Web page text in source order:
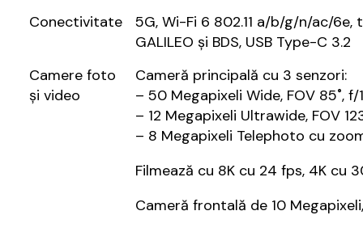
Conectivitate
5G, Wi-Fi 6 802.11 a/b/g/n/ac/6e,
GALILEO și BDS, USB Type-C 3.2
Camere foto
și video
Cameră principală cu 3 senzori:
– 50 Megapixeli Wide, FOV 85˚, f/
– 12 Megapixeli Ultrawide, FOV
– 8 Megapixeli Telephoto cu
Filmează cu 8K cu 24 fps, 4K cu
Cameră frontală de 10